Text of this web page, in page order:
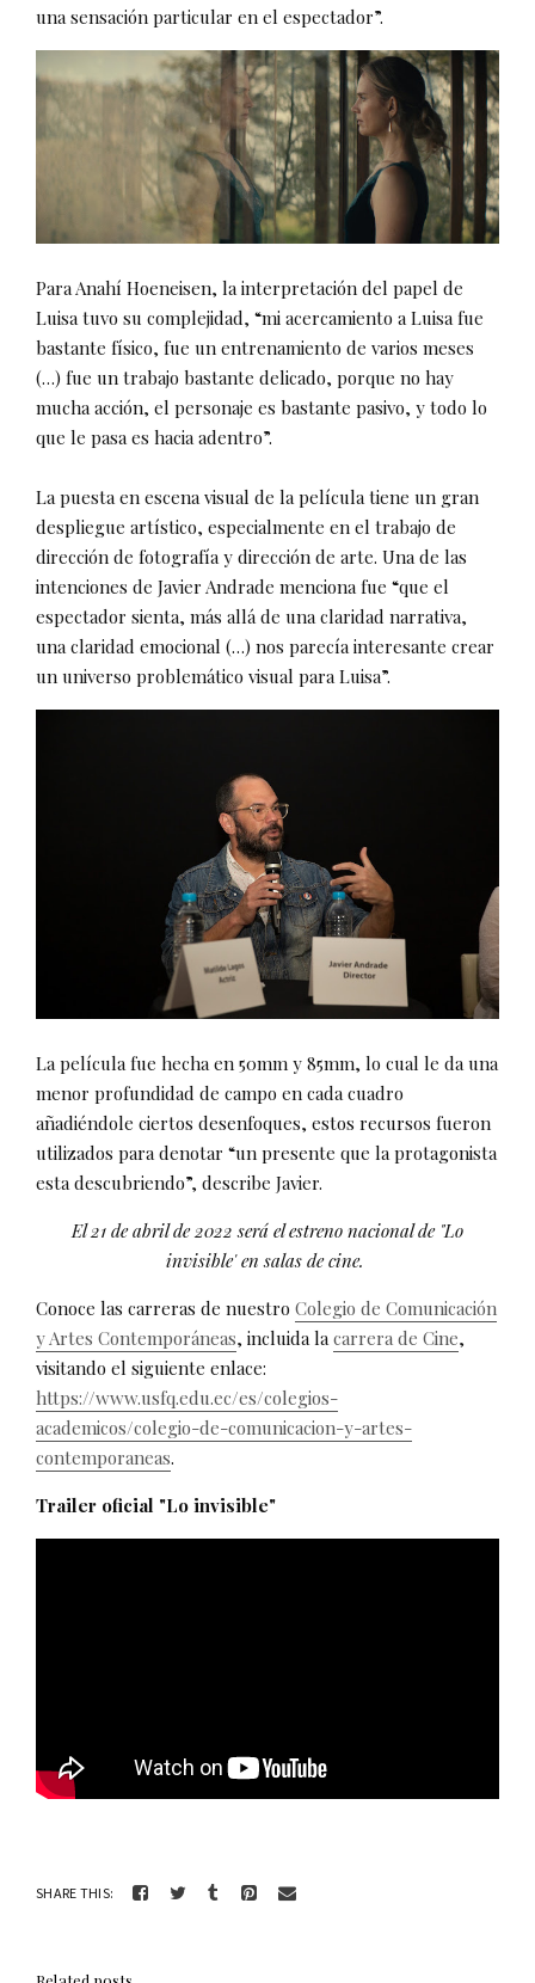
una sensación particular en el espectador”.
Para Anahí Hoeneisen, la interpretación del papel de
Luisa tuvo su complejidad, “mi acercamiento a Luisa fue
bastante físico, fue un entrenamiento de varios meses
(…) fue un trabajo bastante delicado, porque no hay
mucha acción, el personaje es bastante pasivo, y todo lo
que le pasa es hacia adentro”.
La puesta en escena visual de la película tiene un gran
despliegue artístico, especialmente en el trabajo de
dirección de fotografía y dirección de arte. Una de las
intenciones de Javier Andrade menciona fue “que el
espectador sienta, más allá de una claridad narrativa,
una claridad emocional (…) nos parecía interesante crear
un universo problemático visual para Luisa”.
La película fue hecha en 50mm y 85mm, lo cual le da una
menor profundidad de campo en cada cuadro
añadiéndole ciertos desenfoques, estos recursos fueron
utilizados para denotar “un presente que la protagonista
esta descubriendo”, describe Javier.
El 21 de abril de 2022 será el estreno nacional de "Lo
invisible' en salas de cine.
Conoce las carreras de nuestro Colegio de Comunicación
y Artes Contemporáneas, incluida lacarrera de Cine,
visitando el siguiente enlace:
https://www.usfq.edu.ec/es/colegios-
academicos/colegio-de-comunicacion-y-artes-
contemporaneas.
Trailer oficial "Lo invisible"
SHARE THIS: